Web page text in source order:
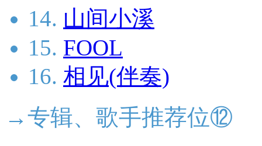
14. 山间小溪
15. FOOL
16. 相见(伴奏)
→专辑、歌手推荐位⑫